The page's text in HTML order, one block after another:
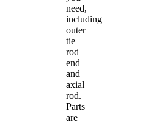
need,
including
outer
tie
rod
end
and
axial
rod.
Parts
are